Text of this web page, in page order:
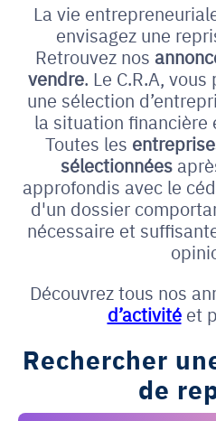
La vie
envisagez une
Retrouvez nos
vendre. Le C.R.A,
une sélection
la situation financière
Toutes les
sélectionnées
approfondis avec le
d'un dossier
nécessaire et
Découvrez tous nos
d’activité et
Rechercher
de